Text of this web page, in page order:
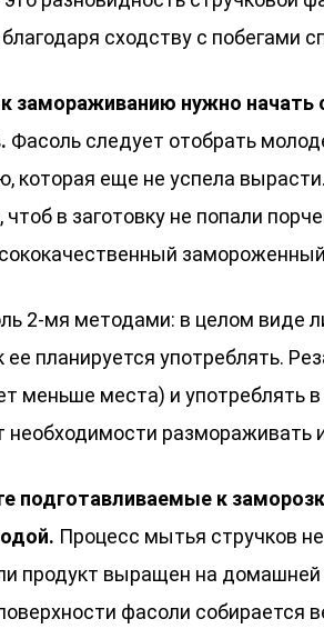
сходству с побегами
замораживанию нужно начать
Фасоль следует отобрать
которая еще не успела
чтоб в заготовку не попали
2-мя методами: в целом виде
ее планируется употреблять.
меньше места) и употреблять в
необходимости размораживать
подготавливаемые к
Процесс мытья стручков
продукт выращен на домашней
фасоли собирается